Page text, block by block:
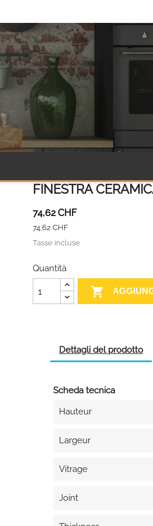
FINESTRA
74,62 CHF
74,62 CHF
Tasse incluse
Quantità

Dettagli del prodotto
Scheda tecnica
Hauteur
Largeur
Vitrage
Joint